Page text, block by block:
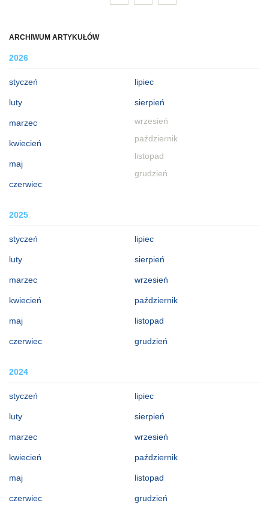
ARCHIWUM ARTYKUŁÓW
2026
styczeń
luty
marzec
kwiecień
maj
czerwiec
lipiec
sierpień
wrzesień
październik
listopad
grudzień
2025
styczeń
luty
marzec
kwiecień
maj
czerwiec
lipiec
sierpień
wrzesień
październik
listopad
grudzień
2024
styczeń
luty
marzec
kwiecień
maj
czerwiec
lipiec
sierpień
wrzesień
październik
listopad
grudzień